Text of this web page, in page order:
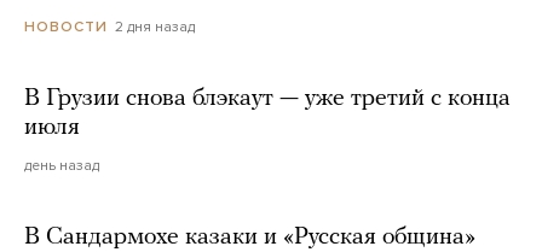
НОВОСТИ 2 дня назад
В Грузии снова блэкаут — уже третий с конца
июля
день назад
В Сандармохе казаки и «Русская община»